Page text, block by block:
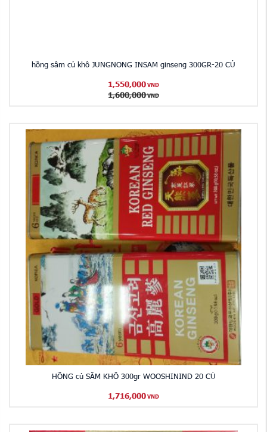
hồng sâm củ khô JUNGNONG INSAM ginseng 300GR-20 CỦ
1,550,000 VND
1,600,000 VND
HỒNG củ SÂM KHÔ 300gr WOOSHININD 20 CỦ
1,716,000 VND